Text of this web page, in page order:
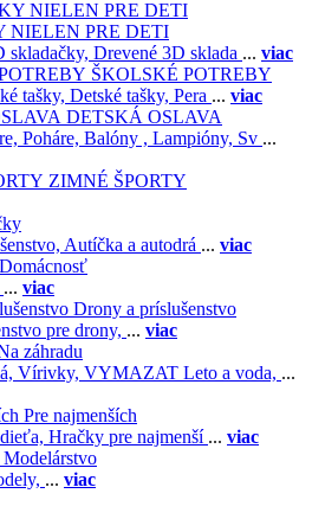
NIELEN PRE DETI
skladačky, Drevené 3D sklada ... viac
ŠKOLSKÉ POTREBY
tašky, Detské tašky, Pera ... viac
DETSKÁ OSLAVA
Poháre, Balóny , Lampióny, Sv ...
ZIMNÉ ŠPORTY
Autíčka a autodrá ... viac
Domácnosť
... viac
Drony a príslušenstvo
pre drony, ... viac
záhradu
Vírivky, VYMAZAT Leto a voda, ...
Pre najmenších
Hračky pre najmenší ... viac
Modelárstvo
... viac